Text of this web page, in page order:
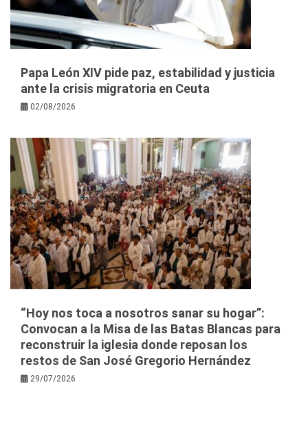
Papa León XIV pide paz, estabilidad y justicia
ante la crisis migratoria en Ceuta
02/08/2026
“Hoy nos toca a nosotros sanar su hogar”:
Convocan a la Misa de las Batas Blancas para
reconstruir la iglesia donde reposan los
restos de San José Gregorio Hernández
29/07/2026